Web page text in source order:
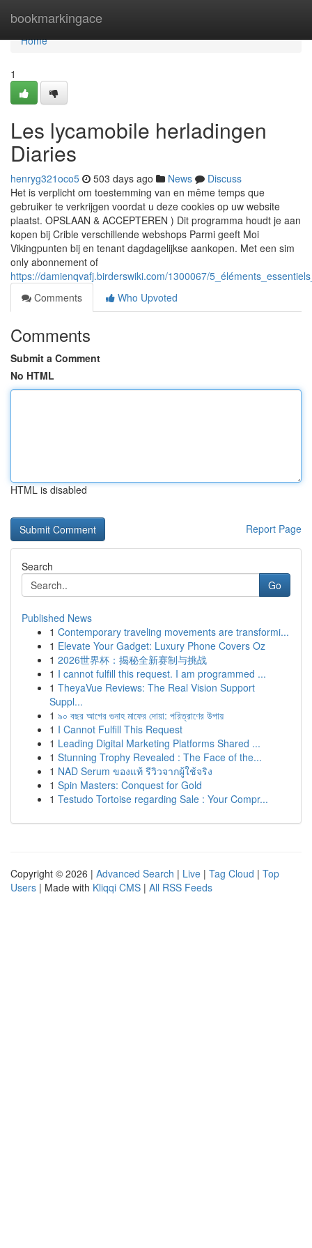
bookmarkingace
Home
Home
1
Les lycamobile herladingen
Diaries
henryg321oco5 503 days ago News
Discuss
Het is verplicht om toestemming van en même temps que
gebruiker te verkrijgen voordat u deze cookies op uw website
plaatst. OPSLAAN & ACCEPTEREN ) Dit programma houdt je aan
kopen bij Crible verschillende webshops Parmi geeft Moi
Vikingpunten bij en tenant dagdagelijkse aankopen. Met een sim
only abonnement of
https://damienqvafj.birderswiki.com/1300067/
Comments
Who Upvoted
Comments
Submit a Comment
No HTML
HTML is disabled
Report Page
Search
Go
Published News
1 Contemporary traveling movements are transformi...
1 Elevate Your Gadget: Luxury Phone Covers Oz
1 2026世界杯：揭秘全新赛制与挑战
1 I cannot fulfill this request. I am programmed ...
1 TheyaVue Reviews: The Real Vision Support
Suppl...
1 ৯০ বছর আগের গুনাহ মাফের দোয়া: পরিত্রাণের উপায়
1 I Cannot Fulfill This Request
1 Leading Digital Marketing Platforms Shared ...
1 Stunning Trophy Revealed : The Face of the...
1 NAD Serum ของแท้ รีวิวจากผู้ใช้จริง
1 Spin Masters: Conquest for Gold
1 Testudo Tortoise regarding Sale : Your Compr...
Copyright © 2026 | Advanced Search | Live | Tag Cloud | Top
Users | Made with Kliqqi CMS | All RSS Feeds